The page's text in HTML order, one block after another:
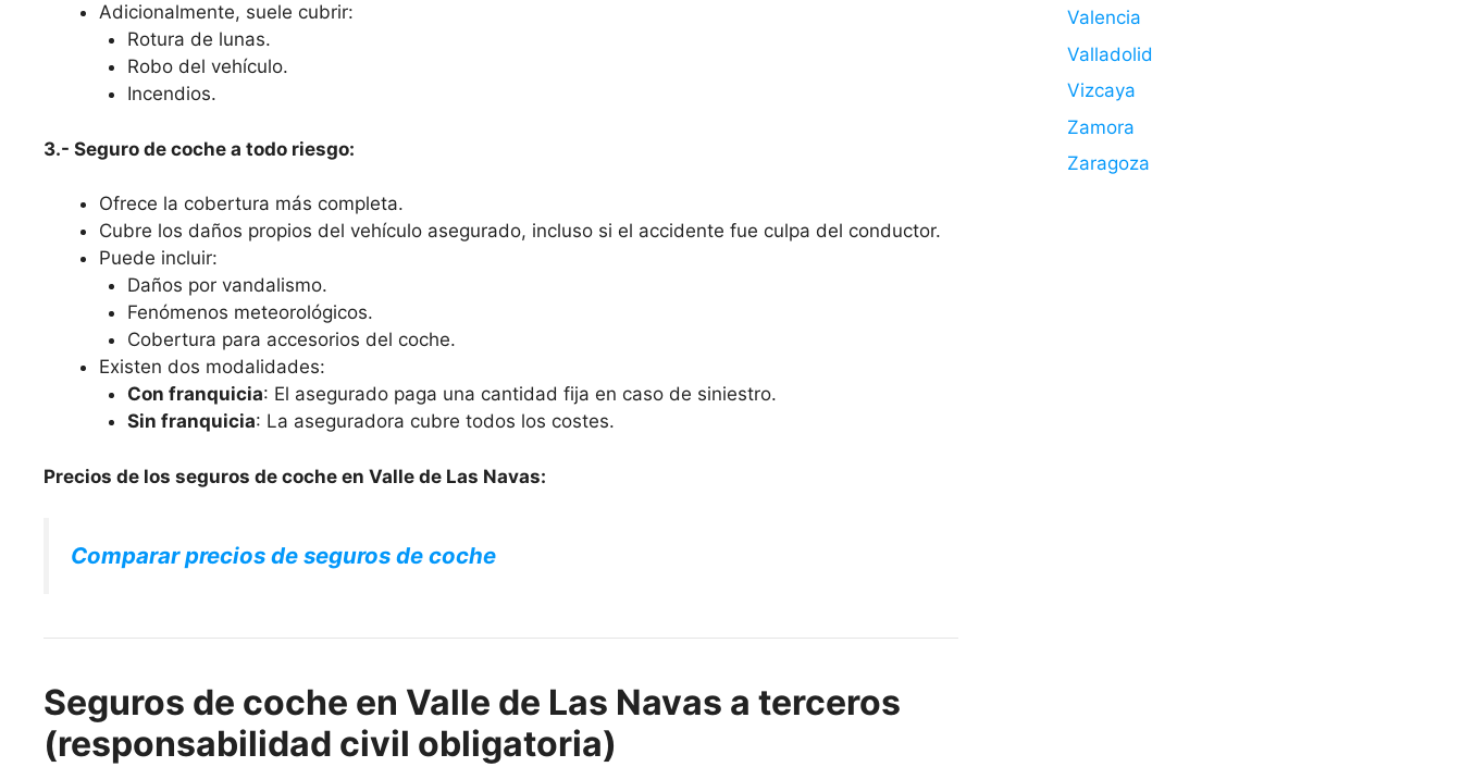
Adicionalmente, suele cubrir:
Rotura de lunas.
Robo del vehículo.
Incendios.
3.- Seguro de coche a todo riesgo:
Ofrece la cobertura más completa.
Cubre los daños propios del vehículo asegurado, incluso si el accidente fue culpa del conductor.
Puede incluir:
Daños por vandalismo.
Fenómenos meteorológicos.
Cobertura para accesorios del coche.
Existen dos modalidades:
Con franquicia: El asegurado paga una cantidad fija en caso de siniestro.
Sin franquicia: La aseguradora cubre todos los costes.
Precios de los seguros de coche en Valle de Las Navas:
Comparar precios de seguros de coche
Seguros de coche en Valle de Las Navas a terceros
(responsabilidad civil obligatoria)
Valencia
Valladolid
Vizcaya
Zamora
Zaragoza